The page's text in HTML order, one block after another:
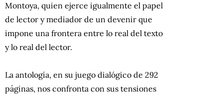
Montoya, quien ejerce igualmente el papel
de lector y mediador de un devenir que
impone una frontera entre lo real del texto
y lo real del lector.
La antología, en su juego dialógico de 292
páginas, nos confronta con sus tensiones